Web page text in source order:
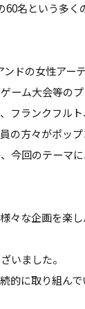
名という多く
ドの女性アー
ーム大会等の
フランクフル
方々がポップ
今回のテーマ
な企画を楽し
いました。
に取り組んで